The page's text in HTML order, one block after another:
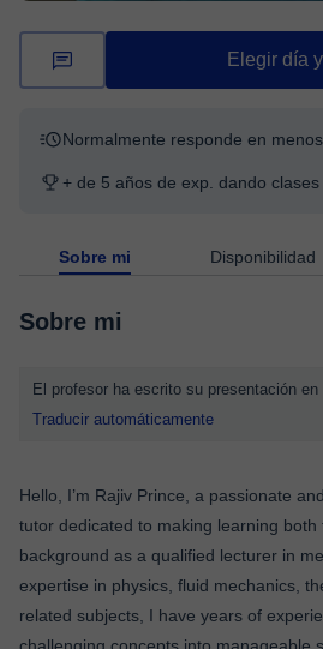
Elegir día
Normalmente responde en
+ de 5 años de exp. dando clases
Sobre mi Disponibilidad
Sobre mi
El profesor ha escrito su presentación en
Traducir automáticamente
Hello, I’m Rajiv Prince, a passionate
tutor dedicated to making learning both
background as a qualified lecturer in
expertise in physics, fluid mechanics,
related subjects, I have years of